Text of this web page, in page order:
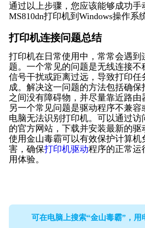
通过以上步骤，您应该能够成功手
MS810dn打印机到Windows操作系
打印机连接问题总结
打印机在日常使用中，常常会遇到
题。一个常见的问题是无线连接不
信号干扰或距离过远，导致打印任
成。解决这一问题的方法包括确保
之间没有障碍物，并尽量靠近路由
另一个常见问题是驱动程序不兼容
电脑无法识别打印机。可以通过访
的官方网站，下载并安装最新的驱
使用金山毒霸可以有效保护计算机
害，确保打印机驱动程序的正常运
用体验。
可在电脑上搜索“金山毒霸”，用